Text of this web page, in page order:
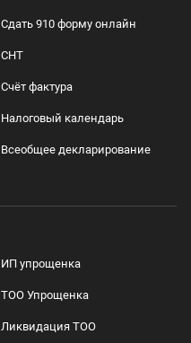
Сдать 910 форму онлайн
СНТ
Счёт фактура
Налоговый календарь
Всеобщее декларирование
ИП упрощенка
ТОО Упрощенка
Ликвидация ТОО